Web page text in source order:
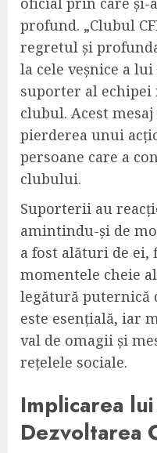
profund. „Clubul
regretul și
la cele veșnice a
suporter al echipei
clubul. Acest
pierderea unui
persoane care a
clubului.
Suporterii au
amintindu-și de
a fost alături de
momentele cheie
legătură
este esențială, iar
val de omagii și
rețelele sociale.
Implicarea
Dezvoltarea